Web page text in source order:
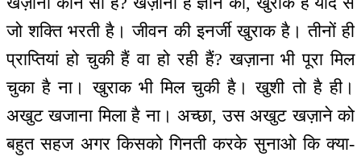
जो शक्ति भरती है। जीवन की इनर्जी खुराक है। तीनों ही
प्राप्तियां हो चुकी हैं वा हो रही हैं? खज़ाना भी पूरा मिल
चुका है ना। खुराक भी मिल चुकी है। खुशी तो है ही।
अखुट खजाना मिला है ना। अच्छा, उस अखुट खज़ाने को
बहुत सहज अगर किसको गिनती करके सुनाओ कि क्या-